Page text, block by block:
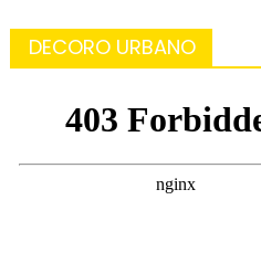
DECORO URBANO